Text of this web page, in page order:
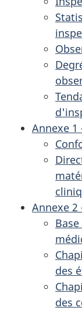
Annexe 1
Annexe 2
des
des